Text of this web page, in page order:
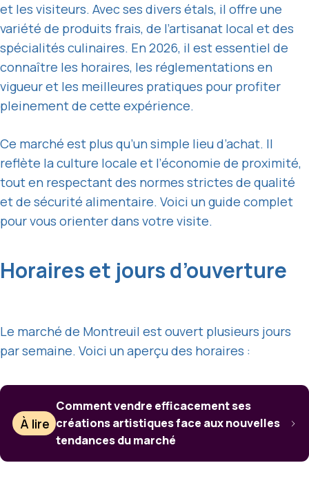
et les visiteurs. Avec ses divers étals, il offre une
variété de produits frais, de l’artisanat local et des
spécialités culinaires. En 2026, il est essentiel de
connaître les horaires, les réglementations en
vigueur et les meilleures pratiques pour profiter
pleinement de cette expérience.
Ce marché est plus qu’un simple lieu d’achat. Il
reflète la culture locale et l’économie de proximité,
tout en respectant des normes strictes de qualité
et de sécurité alimentaire. Voici un guide complet
pour vous orienter dans votre visite.
Horaires et jours d’ouverture
Le marché de Montreuil est ouvert plusieurs jours
par semaine. Voici un aperçu des horaires :
À lire
Comment vendre efficacement ses
créations artistiques face aux nouvelles
tendances du marché